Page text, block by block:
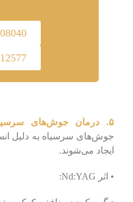
۵. درمان جوش‌های سرسیاه بینی و پاکسازی منافذ:
جوش‌های سرسیاه به دلیل
ایجاد می‌شوند.
• اثر Nd:YAG: